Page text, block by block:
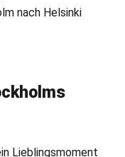
nach Helsinki
Lieblingsmoment